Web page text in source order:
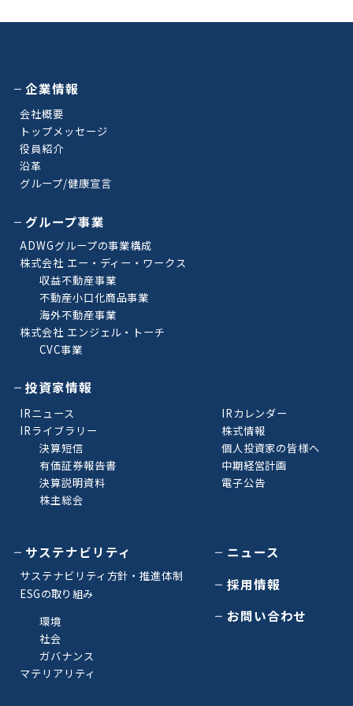
企業情報
会社概要
トップメッセージ
役員紹介
沿革
グループ/健康宣言
グループ事業
ADWGグループの事業構成
株式会社 エー・ディー・ワークス
収益不動産事業
不動産小口化商品事業
海外不動産事業
株式会社 エンジェル・トーチ
CVC事業
投資家情報
IRニュース
IRライブラリー
決算短信
有価証券報告書
決算説明資料
株主総会
IRカレンダー
株式情報
個人投資家の皆様へ
中期経営計画
電子公告
サステナビリティ
サステナビリティ方針・推進体制
ESGの取り組み
環境
社会
ガバナンス
マテリアリティ
ニュース
採用情報
お問い合わせ